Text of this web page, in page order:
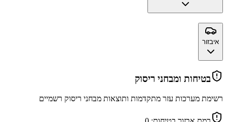
איבזור
בטיחות ומבחני ריסוק
רשימת מערכות עזר מתקדמות ותוצאות מבחני ריסוק רשמיים